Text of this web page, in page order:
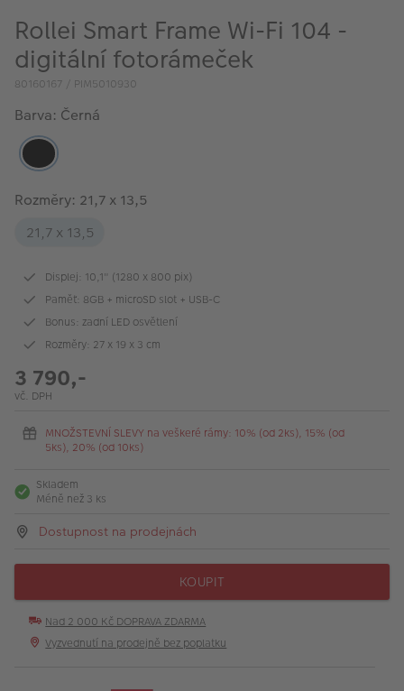
Rollei Smart Frame Wi-Fi 104 -
digitální fotorámeček
80160167 / PIM5010930
Barva: Černá
Rozměry: 21,7 x 13,5
21,7 x 13,5
Displej: 10,1" (1280 x 800 pix)
Paměť: 8GB + microSD slot + USB-C
Bonus: zadní LED osvětlení
Rozměry: 27 x 19 x 3 cm
3 790,-
vč. DPH
MNOŽSTEVNÍ SLEVY na veškeré rámy: 10% (od 2ks), 15% (od
5ks), 20% (od 10ks)
Skladem
Méně než 3 ks
Dostupnost na prodejnách
KOUPIT
Nad 2 000 Kč DOPRAVA ZDARMA
Vyzvednutí na prodejně bez poplatku